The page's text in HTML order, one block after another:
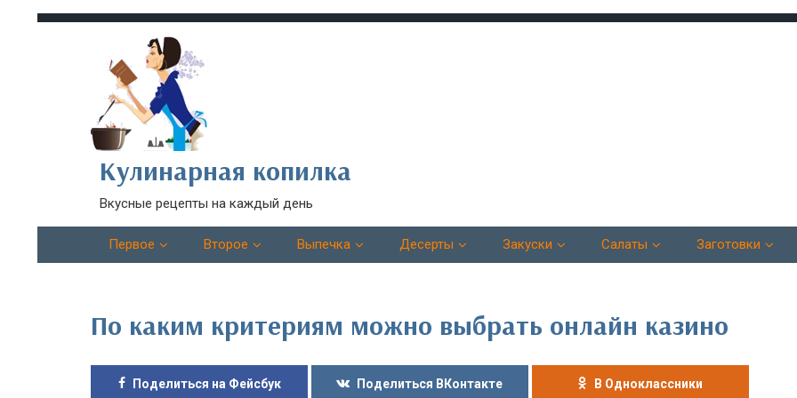
Кулинарная копилка
Вкусные рецепты на каждый день
Первое Второе Выпечка Десерты Закуски Салаты Заготовки
По каким критериям можно выбрать онлайн казино
Поделиться на Фейсбук Поделиться ВКонтакте В Одноклассники